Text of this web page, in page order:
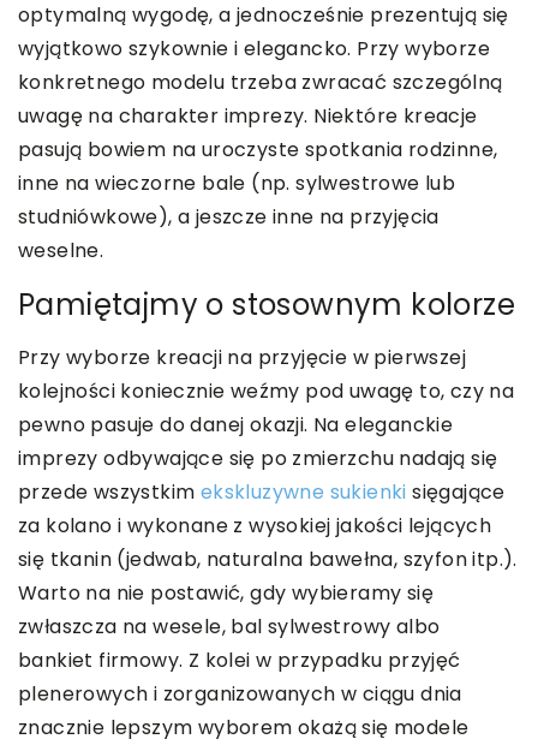
optymalną wygodę, a jednocześnie prezentują się
wyjątkowo szykownie i elegancko. Przy wyborze
konkretnego modelu trzeba zwracać szczególną
uwagę na charakter imprezy. Niektóre kreacje
pasują bowiem na uroczyste spotkania rodzinne,
inne na wieczorne bale (np. sylwestrowe lub
studniówkowe), a jeszcze inne na przyjęcia
weselne.
Pamiętajmy o stosownym kolorze
Przy wyborze kreacji na przyjęcie w pierwszej
kolejności koniecznie weźmy pod uwagę to, czy na
pewno pasuje do danej okazji. Na eleganckie
imprezy odbywające się po zmierzchu nadają się
przede wszystkim ekskluzywne sukienki sięgające
za kolano i wykonane z wysokiej jakości lejących
się tkanin (jedwab, naturalna bawełna, szyfon itp.).
Warto na nie postawić, gdy wybieramy się
zwłaszcza na wesele, bal sylwestrowy albo
bankiet firmowy. Z kolei w przypadku przyjęć
plenerowych i zorganizowanych w ciągu dnia
znacznie lepszym wyborem okażą się modele